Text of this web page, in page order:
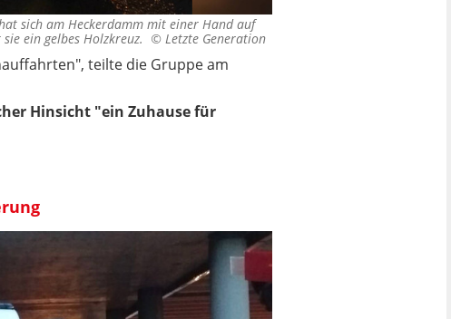
sich am Heckerdamm mit einer Hand auf
ein gelbes Holzkreuz. © Letzte Generation
teilte die Gruppe am
Hinsicht "ein Zuhause für